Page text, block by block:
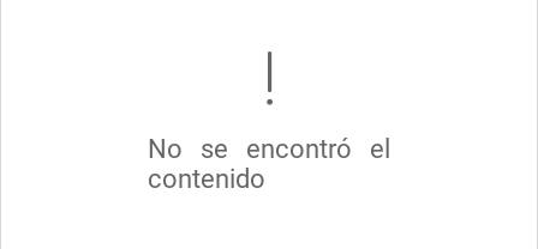
No se encontró el
contenido